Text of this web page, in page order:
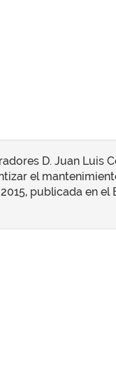
D. Juan Luis
el
publicada en el